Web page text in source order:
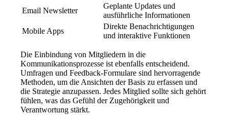
Email Newsletter
Geplante Updates und
ausführliche Informationen
Mobile Apps
Direkte Benachrichtigungen
und interaktive Funktionen
Die Einbindung von Mitgliedern in die
Kommunikationsprozesse ist ebenfalls entscheidend.
Umfragen und Feedback-Formulare sind hervorragende
Methoden, um die Ansichten der Basis zu erfassen und
die Strategie anzupassen. Jedes Mitglied sollte sich gehört
fühlen, was das Gefühl der Zugehörigkeit und
Verantwortung stärkt.